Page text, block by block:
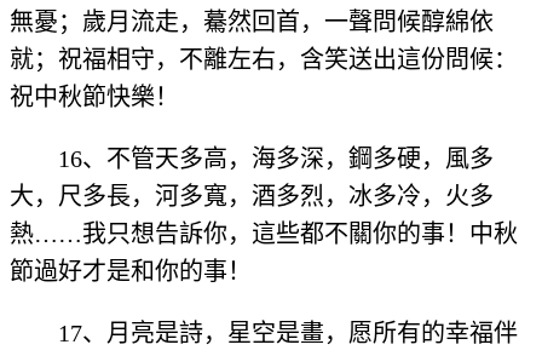
無憂；歲月流走，驀然回首，一聲問候醇綿依
就；祝福相守，不離左右，含笑送出這份問候：
祝中秋節快樂！
16、不管天多高，海多深，鋼多硬，風多
大，尺多長，河多寬，酒多烈，冰多冷，火多
熱……我只想告訴你，這些都不關你的事！中秋
節過好才是和你的事！
17、月亮是詩，星空是畫，愿所有的幸福伴